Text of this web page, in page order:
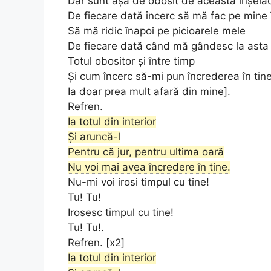
De fiecare dată încerc să mă fac pe mine
Să mă ridic înapoi pe picioarele mele
De fiecare dată când mă gândesc la asta
Totul obositor și între timp
Și cum încerc să-mi pun încrederea în tine
Ia doar prea mult afară din mine].
Refren.
Ia totul din interior
Și aruncă-l
Pentru că jur, pentru ultima oară
Nu voi mai avea încredere în tine.
Nu-mi voi irosi timpul cu tine!
Tu! Tu!
Irosesc timpul cu tine!
Tu! Tu!.
Refren. [x2]
Ia totul din interior